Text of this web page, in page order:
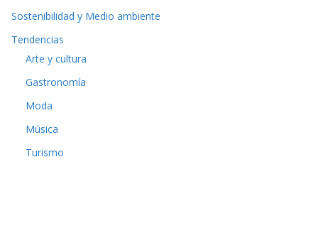
Sostenibilidad y Medio ambiente
Tendencias
Arte y cultura
Gastronomía
Moda
Música
Turismo